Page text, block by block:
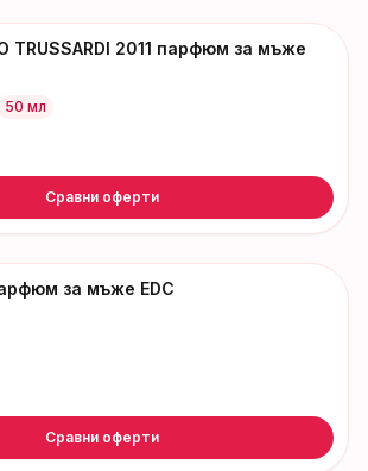
TRUSSARDI 2011 парфюм за мъже
50 мл
Сравни оферти
за мъже EDC
Сравни оферти